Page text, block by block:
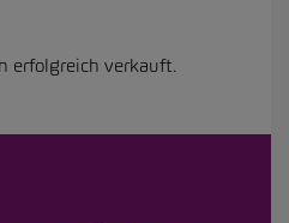
erfolgreich verkauft.